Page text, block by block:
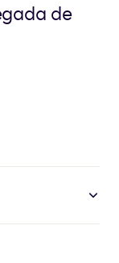
de